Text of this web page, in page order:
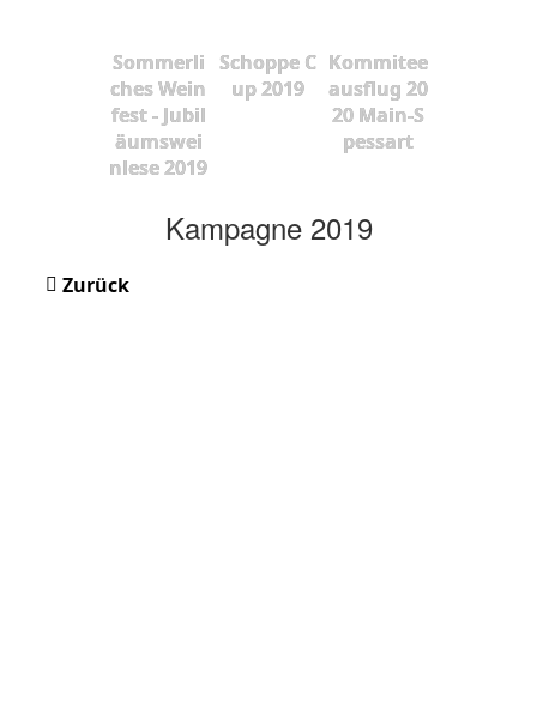
Sommerli
ches Wein
fest - Jubil
äumswei
nlese 2019
Schoppe C
up 2019
Kommitee
ausflug 20
20 Main-S
pessart
Kampagne 2019
Zurück